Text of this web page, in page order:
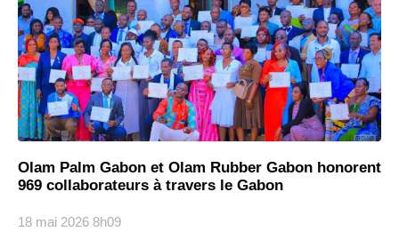
Olam Palm Gabon et Olam Rubber Gabon honorent
969 collaborateurs à travers le Gabon
18 mai 2026 8h09